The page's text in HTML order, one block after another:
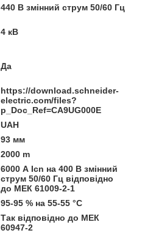
440 В змінний струм 50/60 Гц
4 кВ
Да
https://download.schneider-
electric.com/files?
p_Doc_Ref=CA9UG000E
UAH
93 мм
2000 m
6000 А Icn на 400 В змінний
струм 50/60 Гц відповідно
до МЕК 61009-2-1
95-95 % на 55-55 °C
Так відповідно до МЕК
60947-2